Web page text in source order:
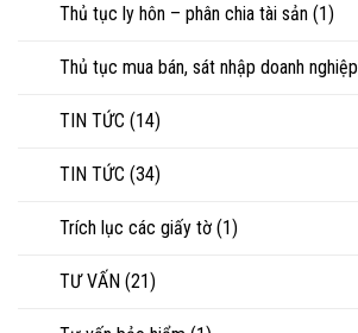
Thủ tục ly hôn – phân chia tài sản (1)
Thủ tục mua bán, sát nhập doanh nghiệp
TIN TỨC (14)
TIN TỨC (34)
Trích lục các giấy tờ (1)
TƯ VẤN (21)